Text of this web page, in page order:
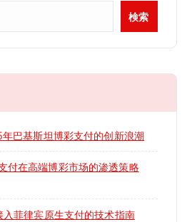
検索
巴基斯坦博彩支付的创新浪潮
付在高端博彩市场的渗透策略
菲律宾原生支付的技术指南